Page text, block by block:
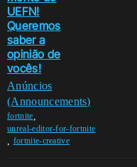
UEFN!
Queremos
saber a
opinião de
vocês!
Anúncios
(Announcements)
fortnite
unreal-editor-for-fortnite
fortnite-creative